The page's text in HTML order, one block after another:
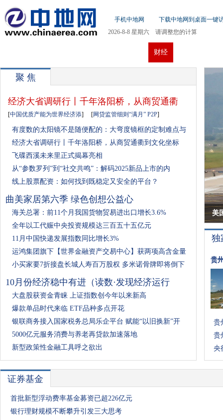
手机中地网
下载中地网到桌面一键
2026-8-8 星期六 请调整您的计算
财经
聚 焦
经济大省调研行丨千年洛阳桥，从商贸通衢
[中国优质产能为世界经济添] [网贷监管细则“满月” P2P]
有度数的太阳镜不是随便配的：大弯度镜框的定制难点与
经济大省调研行丨千年洛阳桥，从商贸通衢到文化坐标
飞碟西溪未来里正式揭幕亮相
从“参数罗列”到“社交共鸣”：解码2025新品上市的内
线上股票配资：如何找到既稳定又安全的平台？
曲美家居第六季 绿色创想公益心
海关总署：前11个月我国货物贸易进出口增长3.6%
全年以工代赈中央投资规模达三百五十五亿元
11月中国快递发展指数同比增长3%
运鸿集团旗下【世界金融资产交易中心】获两项高含金量
小买家要7折接盘长城人寿百万股权 多米诺骨牌即将倒下
10月份经济稳中有进（读数·发现经济运行
大盘股获资金青睐 上证指数创今年以来新高
爆款单品时代来临 ETF品种多点开花
银联商务接入国家税务总局乐企平台 赋能“以旧换新”开
5000亿元服务消费与养老再贷款加速落地
新型政策性金融工具呼之欲出
美
独
贵
贵
贵
央
证券基金
首批新型浮动费率基金募资已超226亿元
银行理财规模不断攀升引发三大思考